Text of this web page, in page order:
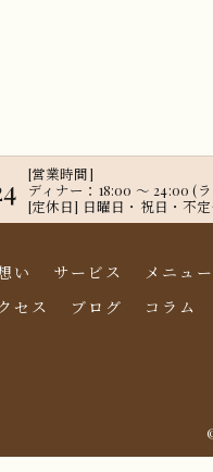
[営業時間]
ディナー：18:00 ～ 24:00 (
[定休日] 日曜日・祝日・不定
い サービス メニュー
セス ブログ コラム